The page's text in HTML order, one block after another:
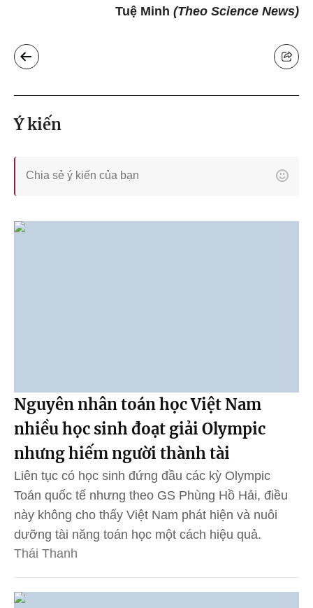
Tuệ Minh (Theo Science News)
Ý kiến
Nguyên nhân toán học Việt Nam
nhiều học sinh đoạt giải Olympic
nhưng hiếm người thành tài
Liên tục có học sinh đứng đầu các kỳ Olympic
Toán quốc tế nhưng theo GS Phùng Hồ Hải, điều
này không cho thấy Việt Nam phát hiện và nuôi
dưỡng tài năng toán học một cách hiệu quả.
Thái Thanh